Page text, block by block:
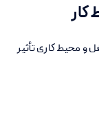
کار
محیط کاری تأثیر